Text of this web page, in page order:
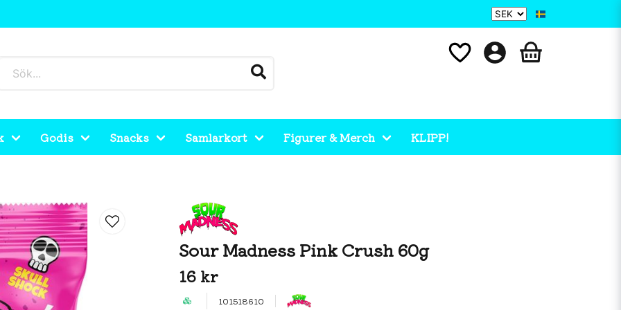
Godis Snacks Samlarkort Figurer & Merch KLIPP!
Sour Madness Pink Crush 60g
16 kr
101518610